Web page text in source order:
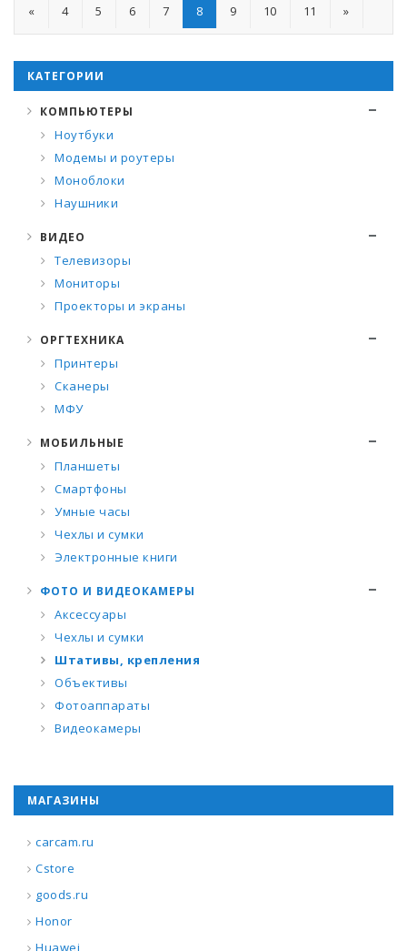
« 4 5 6 7 8 9 10 11 »
КАТЕГОРИИ
КОМПЬЮТЕРЫ
Ноутбуки
Модемы и роутеры
Моноблоки
Наушники
ВИДЕО
Телевизоры
Мониторы
Проекторы и экраны
ОРГТЕХНИКА
Принтеры
Сканеры
МФУ
МОБИЛЬНЫЕ
Планшеты
Смартфоны
Умные часы
Чехлы и сумки
Электронные книги
ФОТО И ВИДЕОКАМЕРЫ
Аксессуары
Чехлы и сумки
Штативы, крепления
Объективы
Фотоаппараты
Видеокамеры
МАГАЗИНЫ
carcam.ru
Cstore
goods.ru
Honor
Huawei